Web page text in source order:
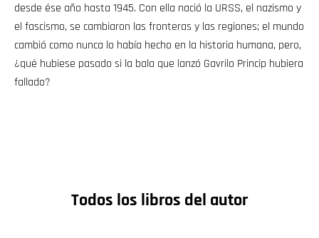
desde ése año hasta 1945. Con ella nació la URSS, el nazismo y
el fascismo, se cambiaron las fronteras y las regiones; el mundo
cambió como nunca lo había hecho en la historia humana, pero,
¿qué hubiese pasado si la bala que lanzó Gavrilo Princip hubiera
fallado?
Todos los libros del autor